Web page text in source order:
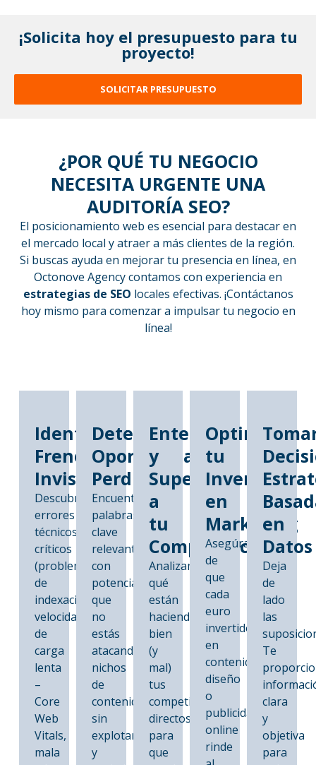
¡Solicita hoy el presupuesto para tu
proyecto!
SOLICITAR PRESUPUESTO
¿POR QUÉ TU NEGOCIO
NECESITA URGENTE UNA
AUDITORÍA SEO?
El posicionamiento web es esencial para destacar en
el mercado local y atraer a más clientes de la región.
Si buscas ayuda en mejorar tu presencia en línea, en
Octonove Agency contamos con experiencia en
estrategias de SEO locales efectivas. ¡Contáctanos
hoy mismo para comenzar a impulsar tu negocio en
línea!
Identificar
Frenos
Invisibles
Descubre
errores
técnicos
críticos
(problemas
de
indexación,
velocidad
de
carga
lenta
–
Core
Web
Vitals,
mala
Detectar
Oportunidades
Perdidas
Encuentra
palabras
clave
relevantes
con
potencial
que
no
estás
atacando,
nichos
de
contenido
sin
explotar
y
Entender
y
Superar
a
tu
Competencia
Analizamos
qué
están
haciendo
bien
(y
mal)
tus
competidores
directos
para
que
Optimizar
tu
Inversión
en
Marketing
Asegúrate
de
que
cada
euro
invertido
en
contenido,
diseño
o
publicidad
online
rinde
en
Datos
Deja
de
lado
las
Te
clara
y
objetiva
para